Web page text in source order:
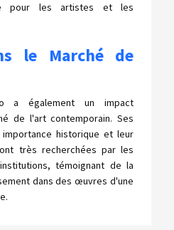
pour les artistes et les
le Marché de
a également un impact
de l'art contemporain. Ses
historique et leur
très recherchées par les
témoignant de la
dans des œuvres d'une